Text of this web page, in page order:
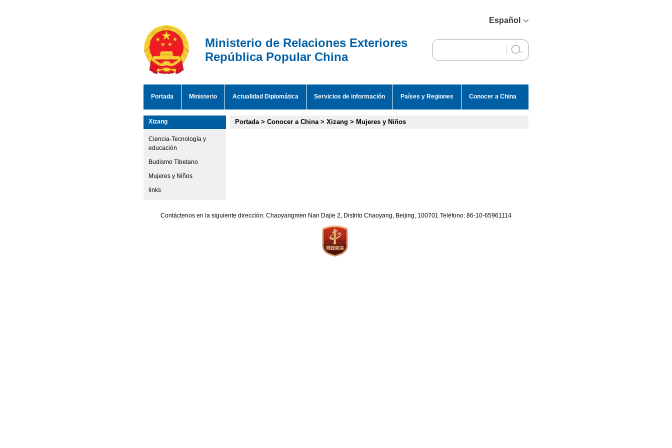
Español
English
Ministerio de Relaciones Exteriores
República Popular China
Portada Ministerio Actualidad Diplomática Servicios de información Países y Regiones Conocer a China
Xizang
Ciencia-Tecnología y
educación
Budismo Tibetano
Mujeres y Niños
links
Portada> Conocer a China> Xizang > Mujeres y Niños
Contáctenos en la siguiente dirección: Chaoyangmen Nan Dajie 2, Distrito Chaoyang, Beijing, 100701 Teléfono: 86-10-65961114